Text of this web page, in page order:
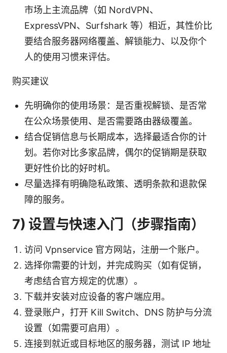
市场上主流品牌（如 NordVPN、
ExpressVPN、Surfshark 等）相近，其性价比
要结合服务器网络覆盖、解锁能力、以及你个
人的使用习惯来评估。
购买建议
先明确你的使用场景：是否重视解锁、是否常
在公众场景使用、是否需要路由器级覆盖。
结合促销信息与长期成本，选择最适合你的计
划。若你对比多家品牌，偶尔的促销期是获取
更好性价比的好时机。
尽量选择有明确隐私政策、透明条款和退款保
障的服务。
7) 设置与快速入门（步骤指南）
访问 Vpnservice 官方网站，注册一个账户。
选择你需要的计划，并完成购买（如有促销，
考虑结合官方规定的优惠）。
下载并安装对应设备的客户端应用。
登录账户，打开 Kill Switch、DNS 防护与分流
设置（如需要可启用）。
连接到就近或目标地区的服务器，测试 IP 地址